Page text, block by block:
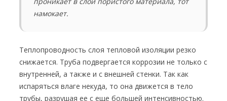
намокает.
Теплопроводность слоя тепловой изоляции резко
снижается. Труба подвергается коррозии не только с
внутренней, а также и с внешней стенки. Так как
испаряться влаге некуда, то она движется в тело
трубы, разрушая ее с еще большей интенсивностью.